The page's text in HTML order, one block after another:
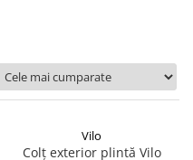
Vilo
Colț exterior plintă Vilo